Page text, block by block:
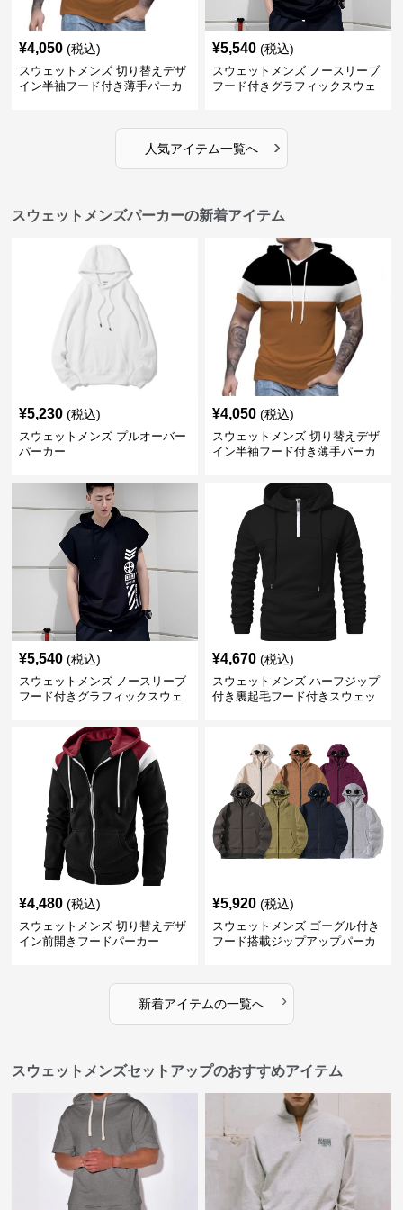
¥4,050 (税込)
スウェットメンズ 切り替えデザ
イン半袖フード付き薄手パーカ
¥5,540 (税込)
スウェットメンズ ノースリーブ
フード付きグラフィックスウェ
人気アイテム一覧へ ›
スウェットメンズパーカーの新着アイテム
¥5,230 (税込)
スウェットメンズ プルオーバー
パーカー
¥4,050 (税込)
スウェットメンズ 切り替えデザ
イン半袖フード付き薄手パーカ
¥5,540 (税込)
スウェットメンズ ノースリーブ
フード付きグラフィックスウェ
¥4,670 (税込)
スウェットメンズ ハーフジップ
付き裏起毛フード付きスウェッ
¥4,480 (税込)
スウェットメンズ 切り替えデザ
イン前開きフードパーカー
¥5,920 (税込)
スウェットメンズ ゴーグル付き
フード搭載ジップアップパーカ
新着アイテムの一覧へ ›
スウェットメンズセットアップのおすすめアイテム